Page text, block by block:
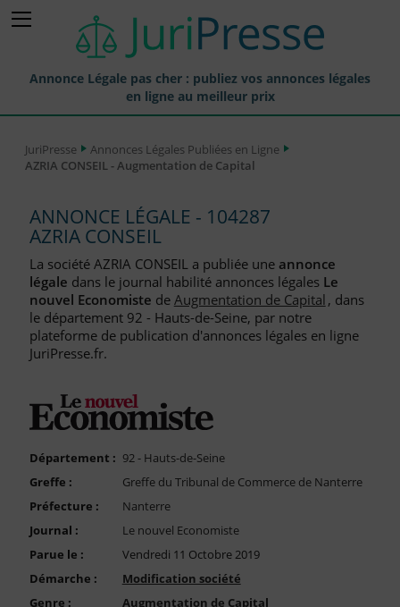
Annonce Légale pas cher : publiez vos annonces légales
en ligne au meilleur prix
Annonces Légales Publiées
Journaux Habilités (JAL) Annonces Légales
Départements pour la Publication d'Annonces Légales
Liste des Greffes
Liste des CCI
FAQ
Compte PRO
JuriPresse
Annonces Légales Publiées en Ligne
AZRIA CONSEIL - Augmentation de Capital
ANNONCE LÉGALE - 104287
AZRIA CONSEIL
La société AZRIA CONSEIL a publiée une annonce
légale dans le journal habilité annonces légales Le
nouvel Economiste deAugmentation de Capital, dans
le département 92 - Hauts-de-Seine, par notre
plateforme de publication d'annonces légales en ligne
JuriPresse.fr.
Département : 92 - Hauts-de-Seine
Greffe :
Greffe du Tribunal de Commerce de Nanterre
Préfecture :
Nanterre
Journal :
Le nouvel Economiste
Parue le :
Vendredi 11 Octobre 2019
Démarche :
Modification société
Genre :
Augmentation de Capital